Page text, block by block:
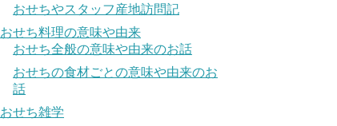
おせちやスタッフ産地訪問記
おせち料理の意味や由来
おせち全般の意味や由来のお話
おせちの食材ごとの意味や由来のお
話
おせち雑学